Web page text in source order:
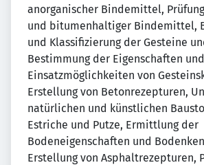
anorganischer Bindemittel,
und bitumenhaltiger Bindemittel,
und Klassifizierung der Gesteine
Bestimmung der Eigenschaften und
Einsatzmöglichkeiten von
Erstellung von Betonrezepturen,
natürlichen und künstlichen
Estriche und Putze, Ermittlung der
Bodeneigenschaften und
Erstellung von Asphaltrezepturen,